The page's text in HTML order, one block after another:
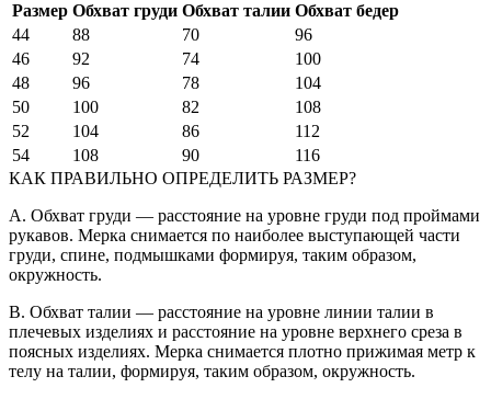
Размер Обхват груди Обхват талии Обхват бедер
44
88 70
96
46
92 74
100
48
96 78
104
50
100 82
108
52
104 86
112
54
108 90
116
КАК ПРАВИЛЬНО ОПРЕДЕЛИТЬ РАЗМЕР?
A. Обхват груди — расстояние на уровне груди под проймами
рукавов. Мерка снимается по наиболее выступающей части
груди, спине, подмышками формируя, таким образом,
окружность.
B. Обхват талии — расстояние на уровне линии талии в
плечевых изделиях и расстояние на уровне верхнего среза в
поясных изделиях. Мерка снимается плотно прижимая метр к
телу на талии, формируя, таким образом, окружность.